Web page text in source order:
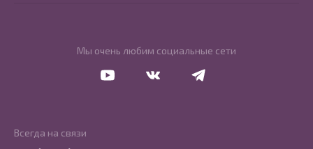
Мы очень любим социальные сети
Всегда на связи